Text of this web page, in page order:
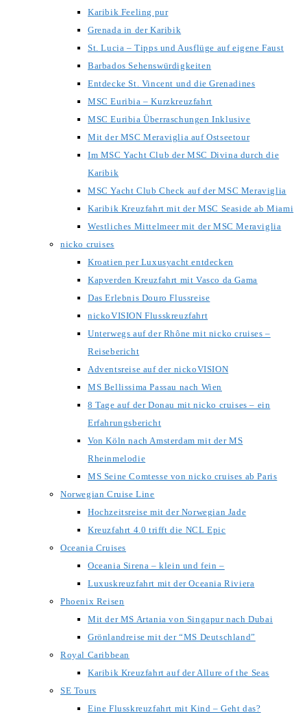
Karibik Feeling pur
Grenada in der Karibik
St. Lucia – Tipps und Ausflüge auf eigene Faust
Barbados Sehenswürdigkeiten
Entdecke St. Vincent und die Grenadines
MSC Euribia – Kurzkreuzfahrt
MSC Euribia Überraschungen Inklusive
Mit der MSC Meraviglia auf Ostseetour
Im MSC Yacht Club der MSC Divina durch die
Karibik
MSC Yacht Club Check auf der MSC Meraviglia
Karibik Kreuzfahrt mit der MSC Seaside ab Miami
Westliches Mittelmeer mit der MSC Meraviglia
nicko cruises
Kroatien per Luxusyacht entdecken
Kapverden Kreuzfahrt mit Vasco da Gama
Das Erlebnis Douro Flussreise
nickoVISION Flusskreuzfahrt
Unterwegs auf der Rhône mit nicko cruises –
Reisebericht
Adventsreise auf der nickoVISION
MS Bellissima Passau nach Wien
8 Tage auf der Donau mit nicko cruises – ein
Erfahrungsbericht
Von Köln nach Amsterdam mit der MS
Rheinmelodie
MS Seine Comtesse von nicko cruises ab Paris
Norwegian Cruise Line
Hochzeitsreise mit der Norwegian Jade
Kreuzfahrt 4.0 trifft die NCL Epic
Oceania Cruises
Oceania Sirena – klein und fein –
Luxuskreuzfahrt mit der Oceania Riviera
Phoenix Reisen
Mit der MS Artania von Singapur nach Dubai
Grönlandreise mit der “MS Deutschland”
Royal Caribbean
Karibik Kreuzfahrt auf der Allure of the Seas
SE Tours
Eine Flusskreuzfahrt mit Kind – Geht das?